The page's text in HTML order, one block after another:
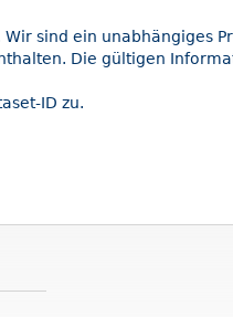
sind ein unabhängiges
Die gültigen
ID zu.